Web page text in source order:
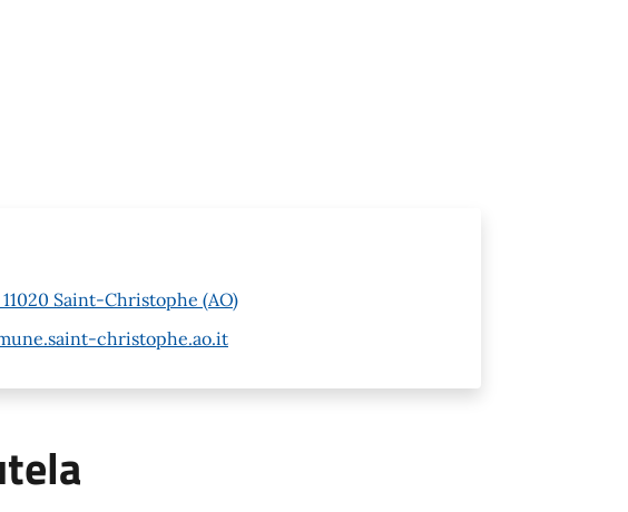
Saint-Christophe (AO)
christophe.ao.it